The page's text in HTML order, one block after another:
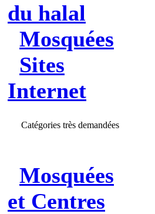
du halal
Mosquées
Sites
Internet
Catégories très demandées
Mosquées
et Centres